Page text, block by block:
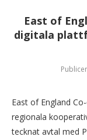
East of
digitala
East of England
regionala
tecknat avtal med